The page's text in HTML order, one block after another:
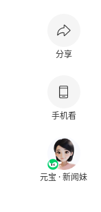
分享
手机看
元宝 · 新闻妹